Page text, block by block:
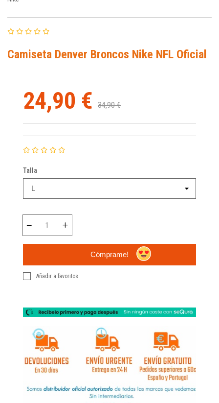
Camiseta Denver Broncos Nike NFL Oficial
24,90 € 34,90 €
Talla
Cómprame!
Añadir a favoritos